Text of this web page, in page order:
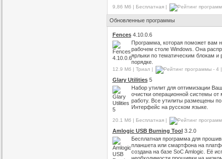
9,86 Мб | Бесплатная |
Обновленные программы
Fences4.10.0.6
Программа, которая поможет вам
рабочем столе Windows. Она
ярлыки по тематическим блокам и
порядке.
12.9 Мб | Триал | |
Glary Utilities5
Набор утилит для оптимизации
очистки операционной системы
работу. Все утилиты размещены
Интерфейс на русском языке.
20.1 Мб | Бесплатная |
Amlogic USB Burning Tool3.2.0
Бесплатная программа для
планшета или смартфона на
создана на базе SoC Amlogic. Её